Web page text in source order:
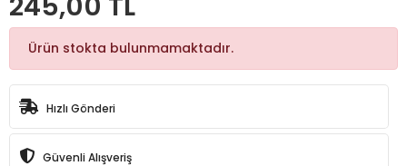
Ürün stokta bulunmamaktadır.
Hızlı Gönderi
Güvenli Alışveriş